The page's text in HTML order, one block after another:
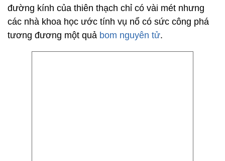
đường kính của thiên thạch chỉ có vài mét nhưng
các nhà khoa học ước tính vụ nổ có sức công phá
tương đương một quả bom nguyên tử.